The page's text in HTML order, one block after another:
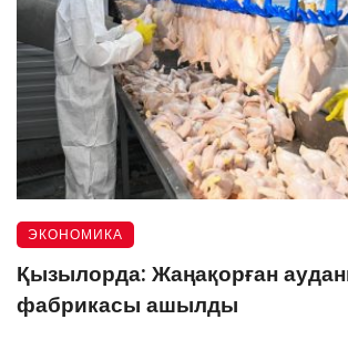
ЭКОНОМИКА
Қызылорда: Жаңақорған
фабрикасы ашылды